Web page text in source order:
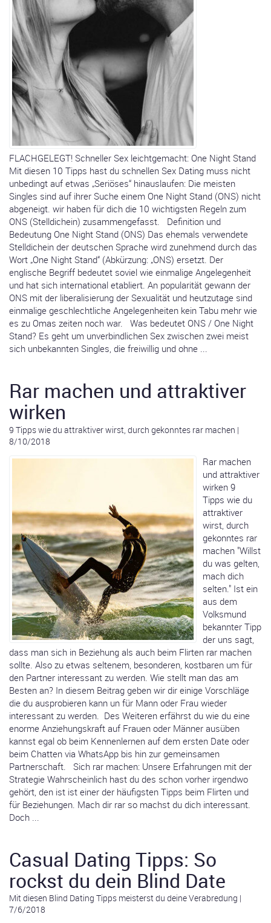
FLACHGELEGT! Schneller Sex leichtgemacht: One Night Stand
Mit diesen 10 Tipps hast du schnellen Sex Dating muss nicht
unbedingt auf etwas „Seriöses“ hinauslaufen: Die meisten
Singles sind auf ihrer Suche einem One Night Stand (ONS) nicht
abgeneigt. wir haben für dich die 10 wichtigsten Regeln zum
ONS (Stelldichein) zusammengefasst. Definition und
Bedeutung One Night Stand (ONS) Das ehemals verwendete
Stelldichein der deutschen Sprache wird zunehmend durch das
Wort „One Night Stand“ (Abkürzung: „ONS) ersetzt. Der
englische Begriff bedeutet soviel wie einmalige Angelegenheit
und hat sich international etabliert. An popularität gewann der
ONS mit der liberalisierung der Sexualität und heutzutage sind
einmalige geschlechtliche Angelegenheiten kein Tabu mehr wie
es zu Omas zeiten noch war. Was bedeutet ONS / One Night
Stand? Es geht um unverbindlichen Sex zwischen zwei meist
sich unbekannten Singles, die freiwillig und ohne ...
Rar machen und attraktiver
wirken
9 Tipps wie du attraktiver wirst, durch gekonntes rar machen |
8/10/2018
Rar machen
und attraktiver
wirken 9
Tipps wie du
attraktiver
wirst, durch
gekonntes rar
machen "Willst
du was gelten,
mach dich
selten." Ist ein
aus dem
Volksmund
bekannter Tipp
der uns sagt,
dass man sich in Beziehung als auch beim Flirten rar machen
sollte. Also zu etwas seltenem, besonderen, kostbaren um für
den Partner interessant zu werden. Wie stellt man das am
Besten an? In diesem Beitrag geben wir dir einige Vorschläge
die du ausprobieren kann un für Mann oder Frau wieder
interessant zu werden. Des Weiteren erfährst du wie du eine
enorme Anziehungskraft auf Frauen oder Männer ausüben
kannst egal ob beim Kennenlernen auf dem ersten Date oder
beim Chatten via WhatsApp bis hin zur gemeinsamen
Partnerschaft. Sich rar machen: Unsere Erfahrungen mit der
Strategie Wahrscheinlich hast du des schon vorher irgendwo
gehört, den ist ist einer der häufigsten Tipps beim Flirten und
für Beziehungen. Mach dir rar so machst du dich interessant.
Doch ...
Casual Dating Tipps: So
rockst du dein Blind Date
Mit diesen Blind Dating Tipps meisterst du deine Verabredung |
7/6/2018